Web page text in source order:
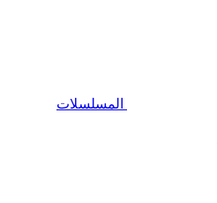
المسلسلات